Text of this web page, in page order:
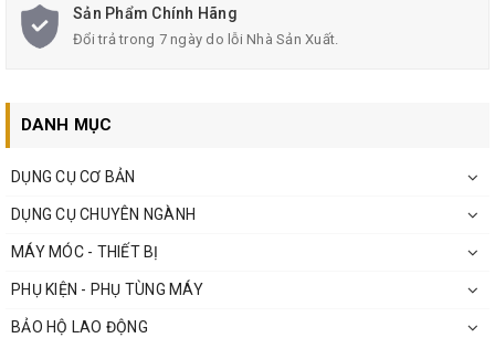
Sản Phẩm Chính Hãng
Đổi trả trong 7 ngày do lỗi Nhà Sản Xuất.
DANH MỤC
DỤNG CỤ CƠ BẢN
DỤNG CỤ CHUYÊN NGÀNH
MÁY MÓC - THIẾT BỊ
PHỤ KIỆN - PHỤ TÙNG MÁY
BẢO HỘ LAO ĐỘNG